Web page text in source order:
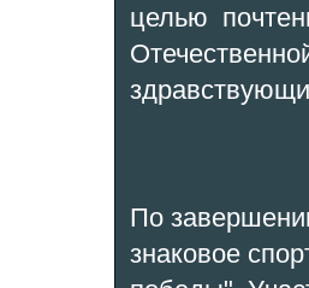
целью
По
знаковое